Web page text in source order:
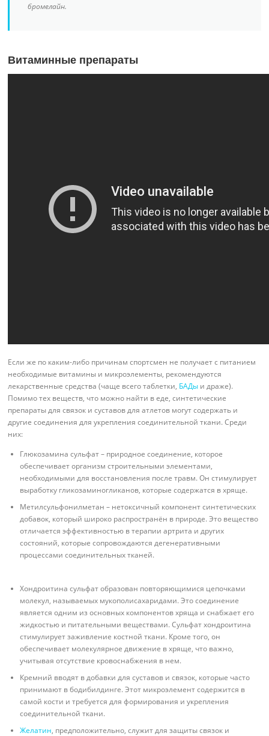
бромелайн.
Витаминные препараты
Если же по каким-либо причинам спортсмен не получает с питанием
необходимые витамины и микроэлементы, рекомендуются
лекарственные средства (чаще всего таблетки, БАДы и драже).
Помимо тех веществ, что можно найти в еде, синтетические
препараты для связок и суставов для атлетов могут содержать и
другие соединения для укрепления соединительной ткани. Среди
них:
Глюкозамина сульфат – природное соединение, которое
обеспечивает организм строительными элементами,
необходимыми для восстановления после травм. Он стимулирует
выработку гликозаминогликанов, которые содержатся в хряще.
Метилсульфонилметан – нетоксичный компонент синтетических
добавок, который широко распространён в природе. Это вещество
отличается эффективностью в терапии артрита и других
состояний, которые сопровождаются дегенеративными
процессами соединительных тканей.
Хондроитина сульфат образован повторяющимися цепочками
молекул, называемых мукополисахаридами. Это соединение
является одним из основных компонентов хряща и снабжает его
жидкостью и питательными веществами. Сульфат хондроитина
стимулирует заживление костной ткани. Кроме того, он
обеспечивает молекулярное движение в хряще, что важно,
учитывая отсутствие кровоснабжения в нем.
Кремний вводят в добавки для суставов и связок, которые часто
принимают в бодибилдинге. Этот микроэлемент содержится в
самой кости и требуется для формирования и укрепления
соединительной ткани.
Желатин, предположительно, служит для защиты связок и